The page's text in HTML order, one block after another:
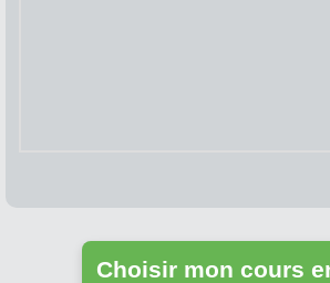
Choisir mon cours